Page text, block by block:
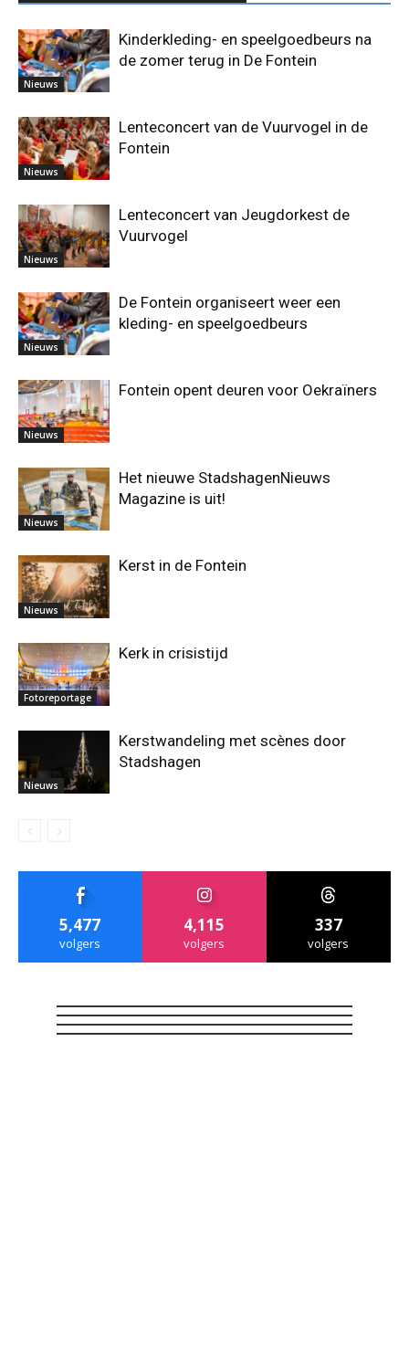
Nieuws
Kinderkleding- en speelgoedbeurs na
de zomer terug in De Fontein
Nieuws
Lenteconcert van de Vuurvogel in de
Fontein
Nieuws
Lenteconcert van Jeugdorkest de
Vuurvogel
Nieuws
De Fontein organiseert weer een
kleding- en speelgoedbeurs
Nieuws
Fontein opent deuren voor Oekraïners
Nieuws
Het nieuwe StadshagenNieuws
Magazine is uit!
Nieuws
Kerst in de Fontein
Fotoreportage
Kerk in crisistijd
Nieuws
Kerstwandeling met scènes door
Stadshagen
5,477
volgers
4,115
volgers
337
volgers